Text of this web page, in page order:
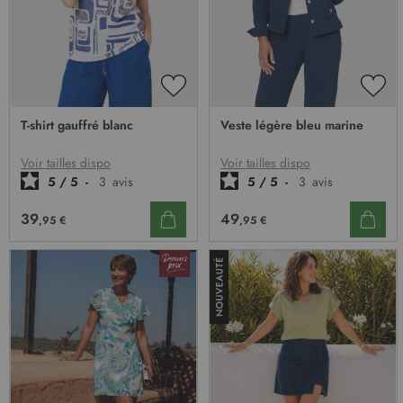
D’ENVIE
T-shirt gauffré blanc
Voir tailles dispo
5 / 5 - 3 avis
39,95 €
Veste légère bleu marine
Voir tailles dispo
5 / 5 - 3 avis
49,95 €